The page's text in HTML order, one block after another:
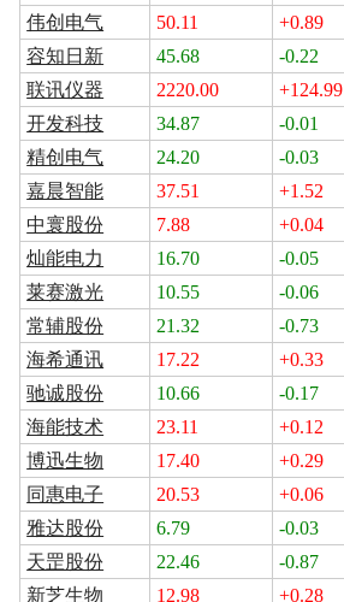
伟创电气
50.11 +0.89
容知日新
45.68 -0.22
联讯仪器
2220.00 +124.99
开发科技
34.87 -0.01
精创电气
24.20 -0.03
嘉晨智能
37.51 +1.52
中寰股份
7.88 +0.04
灿能电力
16.70 -0.05
莱赛激光
10.55 -0.06
常辅股份
21.32 -0.73
海希通讯
17.22 +0.33
驰诚股份
10.66 -0.17
海能技术
23.11 +0.12
博迅生物
17.40 +0.29
同惠电子
20.53 +0.06
雅达股份
6.79 -0.03
天罡股份
22.46 -0.87
新芝生物
12.98 +0.28